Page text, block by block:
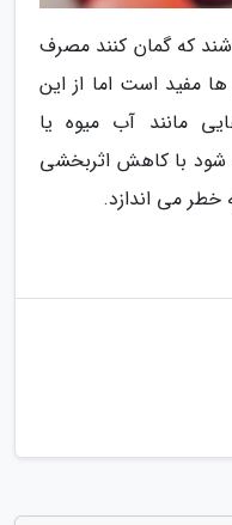
که گمان کنند مصرف
مفید است اما از این
مانند آب میوه یا
شود با کاهش اثربخشی
می اندازد.